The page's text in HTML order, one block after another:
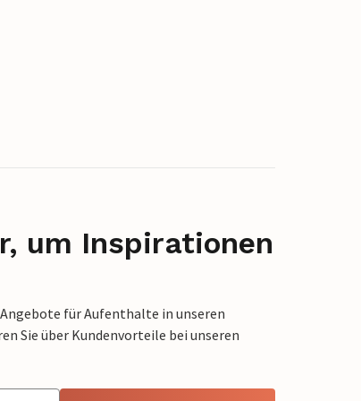
um Inspirationen
für Aufenthalte in unseren
Sie über Kundenvorteile bei unseren